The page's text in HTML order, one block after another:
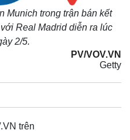
Chứng khoán
Giá cà phê
Munich trong trận bán kết
Real Madrid diễn ra lúc
2/5.
PV/VOV.VN
Getty
trên